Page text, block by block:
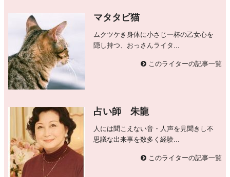
マタタビ猫
ムクツケき身体に小さじ一杯の乙女心を
隠し持つ、おっさんライタ...
このライターの記事一覧
占い師 朱龍
人には聞こえない音・人声を見聞きし不
思議な出来事を数多く経験...
このライターの記事一覧